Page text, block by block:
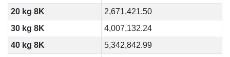
20 kg 8K
2,671,421.50
30 kg 8K
4,007,132.24
40 kg 8K
5,342,842.99